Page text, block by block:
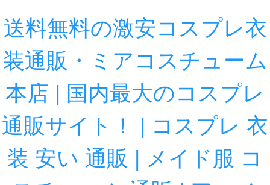
送料無料の激安コスプレ衣
装通販・ミアコスチューム
本店 | 国内最大のコスプレ
通販サイト！ | コスプレ 衣
装 安い 通販 | メイド服 コ